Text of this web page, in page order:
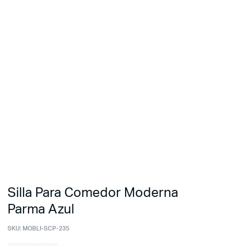
Silla Para Comedor Moderna
Parma Azul
SKU: MOBLI-SCP-235